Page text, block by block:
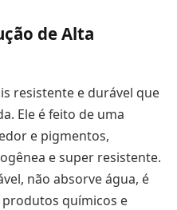
de Alta
resistente e durável que
Ele é feito de uma
e pigmentos,
e super resistente.
não absorve água, é
químicos e